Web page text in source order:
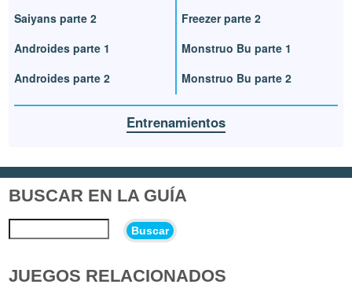
Saiyans parte 2
Androides parte 1
Androides parte 2
Freezer parte 2
Monstruo Bu parte 1
Monstruo Bu parte 2
Entrenamientos
BUSCAR EN LA GUÍA
Buscar
JUEGOS RELACIONADOS